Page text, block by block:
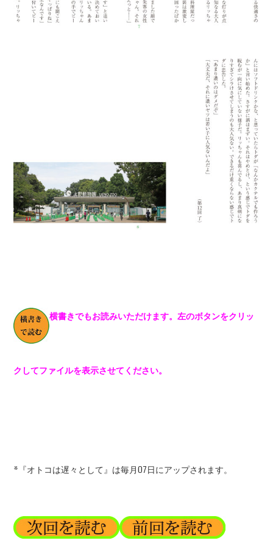
横書きでもお読みいただけます。左のボタンをクリッ
クしてファイルを表示させてください。
*『オトコは遅々として』は毎月07日にアップされます。